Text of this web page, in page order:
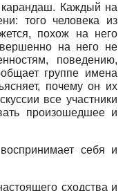
карандаш. Каждый на
того человека из
похож на него
на него не
поведению,
группе имена
почему он их
все участники
произошедшее и
себя и
сходства и